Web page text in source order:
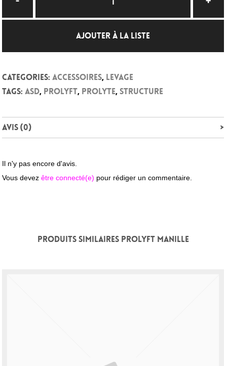
AJOUTER À LA LISTE
Categories: Accessoires, Levage
Tags: ASD, Prolyft, Prolyte, Structure
Avis (0)
Il n'y pas encore d'avis.
Vous devez être connecté(e) pour rédiger un commentaire.
PRODUITS SIMILAIRES PROLYFT MANILLE